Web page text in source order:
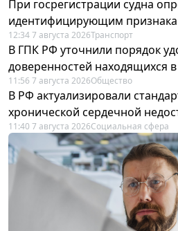
При госрегистрации судна
идентифицирующим
12:34 7 августа 2026Транспорт
В ГПК РФ уточнили порядок
доверенностей находящихся
11:56 7 августа 2026Общество
В РФ актуализировали
хронической сердечной
11:40 7 августа 2026Социальная сфера